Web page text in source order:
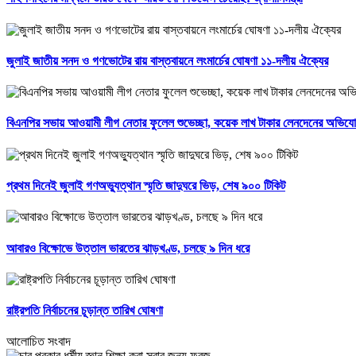
জুলাই জাতীয় সনদ ও গণভোটের রায় বাস্তবায়নে লংমার্চের ঘোষণা ১১-দলীয় ঐক্যের
বিএনপির সভায় আওয়ামী লীগ নেতার ফুলেল শুভেচ্ছা, কয়েক লাখ টাকার লেনদেনের
প্রথম দিনেই জুলাই গণঅভ্যুত্থান স্মৃতি জাদুঘরে ভিড়, শেষ ৯০০ টিকিট
আবারও বিক্ষোভে উত্তাল ভারতের ঝাড়খণ্ড, চলছে ৯ দিন ধরে
রাষ্ট্রপতি নির্বাচনের চূড়ান্ত তারিখ ঘোষণা
আলোচিত সংবাদ